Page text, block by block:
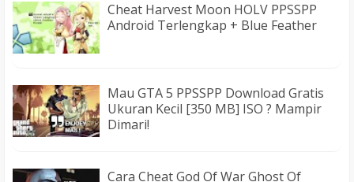
Cheat Harvest Moon HOLV PPSSPP
Android Terlengkap + Blue Feather
Mau GTA 5 PPSSPP Download Gratis
Ukuran Kecil [350 MB] ISO ? Mampir
Dimari!
Cara Cheat God Of War Ghost Of